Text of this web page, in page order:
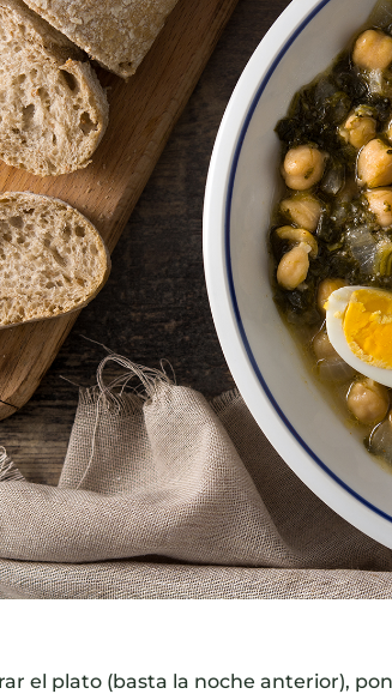
el plato (basta la noche anterior),